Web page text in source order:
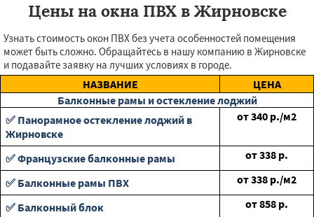
Цены на окна ПВХ в Жирновске
Узнать стоимость окон ПВХ без учета особенностей помещения
может быть сложно. Обращайтесь в нашу компанию в Жирновске
и подавайте заявку на лучших условиях в городе.
НАЗВАНИЕ
ЦЕНА
Балконные рамы и остекление лоджий
✅ Панорамное остекление лоджий в
Жирновске
от340 р./м2
✅ Французские балконные рамы от338 р.
✅ Балконные рамы ПВХ
от338 р./м2
✅ Балконный блок
от858 р.